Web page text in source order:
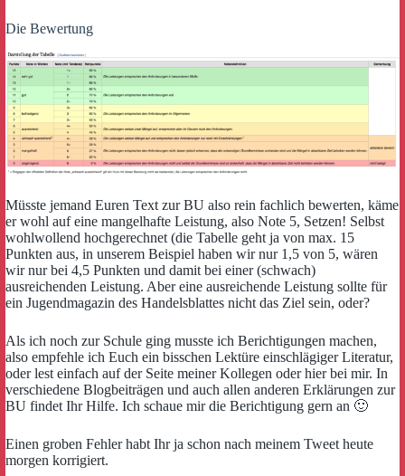
Die Bewertung
Müsste jemand Euren Text zur BU also rein fachlich bewerten, käme
er wohl auf eine mangelhafte Leistung, also Note 5, Setzen! Selbst
wohlwollend hochgerechnet (die Tabelle geht ja von max. 15
Punkten aus, in unserem Beispiel haben wir nur 1,5 von 5, wären
wir nur bei 4,5 Punkten und damit bei einer (schwach)
ausreichenden Leistung. Aber eine ausreichende Leistung sollte für
ein Jugendmagazin des Handelsblattes nicht das Ziel sein, oder?
Als ich noch zur Schule ging musste ich Berichtigungen machen,
also empfehle ich Euch ein bisschen Lektüre einschlägiger Literatur,
oder lest einfach auf der Seite meiner Kollegen oder hier bei mir. In
verschiedene Blogbeiträgen und auch allen anderen Erklärungen zur
BU findet Ihr Hilfe. Ich schaue mir die Berichtigung gern an 🙂
Einen groben Fehler habt Ihr ja schon nach meinem Tweet heute
morgen korrigiert.